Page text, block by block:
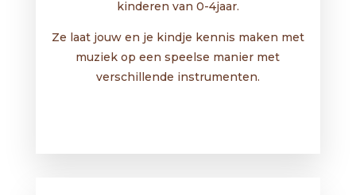
kinderen van 0-4jaar.
Ze laat jouw en je kindje kennis maken met
muziek op een speelse manier met
verschillende instrumenten.